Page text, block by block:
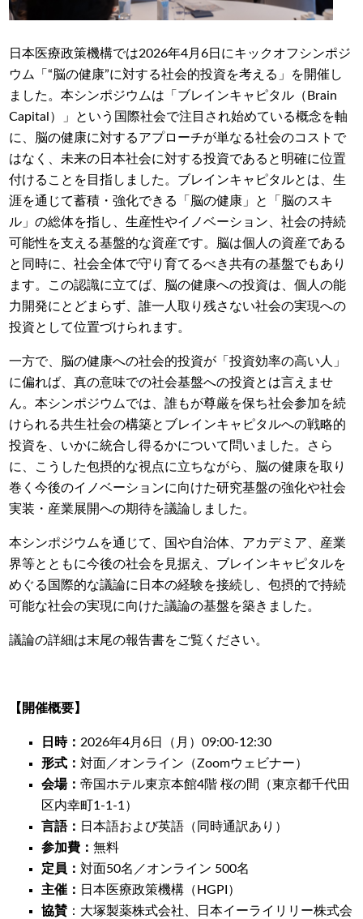
日本医療政策機構では2026年4月6日にキックオフシンポジ
ウム「“脳の健康”に対する社会的投資を考える」を開催し
ました。本シンポジウムは「ブレインキャピタル（Brain
Capital）」という国際社会で注目され始めている概念を軸
に、脳の健康に対するアプローチが単なる社会のコストで
はなく、未来の日本社会に対する投資であると明確に位置
付けることを目指しました。ブレインキャピタルとは、生
涯を通じて蓄積・強化できる「脳の健康」と「脳のスキ
ル」の総体を指し、生産性やイノベーション、社会の持続
可能性を支える基盤的な資産です。脳は個人の資産である
と同時に、社会全体で守り育てるべき共有の基盤でもあり
ます。この認識に立てば、脳の健康への投資は、個人の能
力開発にとどまらず、誰一人取り残さない社会の実現への
投資として位置づけられます。
一方で、脳の健康への社会的投資が「投資効率の高い人」
に偏れば、真の意味での社会基盤への投資とは言えませ
ん。本シンポジウムでは、誰もが尊厳を保ち社会参加を続
けられる共生社会の構築とブレインキャピタルへの戦略的
投資を、いかに統合し得るかについて問いました。さら
に、こうした包摂的な視点に立ちながら、脳の健康を取り
巻く今後のイノベーションに向けた研究基盤の強化や社会
実装・産業展開への期待を議論しました。
本シンポジウムを通じて、国や自治体、アカデミア、産業
界等とともに今後の社会を見据え、ブレインキャピタルを
めぐる国際的な議論に日本の経験を接続し、包摂的で持続
可能な社会の実現に向けた議論の基盤を築きました。
議論の詳細は末尾の報告書をご覧ください。
【開催概要】
日時：2026年4月6日（月）09:00-12:30
形式：対面／オンライン（Zoomウェビナー）
会場：帝国ホテル東京本館4階 桜の間（東京都千代田
区内幸町1-1-1）
言語： 日本語および英語（同時通訳あり）
参加費：無料
定員：対面50名／オンライン 500名
主催： 日本医療政策機構（HGPI）
協賛 ：大塚製薬株式会社、日本イーライリリー株式会